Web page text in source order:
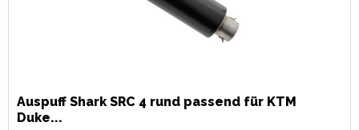
Auspuff Shark SRC 4 rund passend für KTM
Duke...